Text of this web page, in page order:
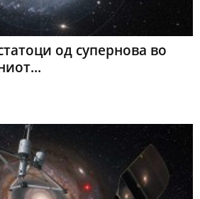
од супернова во